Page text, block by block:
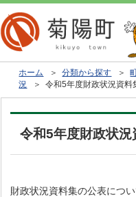
ホーム ＞分類から探す ＞
況 ＞ 令和5年度財政状況資料
令和5年度財政状況
財政状況資料集の公表につ